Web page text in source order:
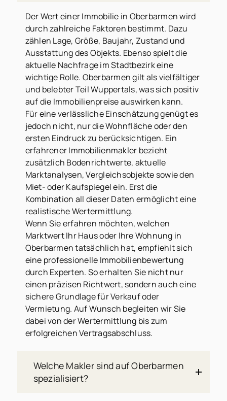
Der Wert einer Immobilie in Oberbarmen wird
durch zahlreiche Faktoren bestimmt. Dazu
zählen Lage, Größe, Baujahr, Zustand und
Ausstattung des Objekts. Ebenso spielt die
aktuelle Nachfrage im Stadtbezirk eine
wichtige Rolle. Oberbarmen gilt als vielfältiger
und belebter Teil Wuppertals, was sich positiv
auf die Immobilienpreise auswirken kann.
Für eine verlässliche Einschätzung genügt es
jedoch nicht, nur die Wohnfläche oder den
ersten Eindruck zu berücksichtigen. Ein
erfahrener Immobilienmakler bezieht
zusätzlich Bodenrichtwerte, aktuelle
Marktanalysen, Vergleichsobjekte sowie den
Miet- oder Kaufspiegel ein. Erst die
Kombination all dieser Daten ermöglicht eine
realistische Wertermittlung.
Wenn Sie erfahren möchten, welchen
Marktwert Ihr Haus oder Ihre Wohnung in
Oberbarmen tatsächlich hat, empfiehlt sich
eine professionelle Immobilienbewertung
durch Experten. So erhalten Sie nicht nur
einen präzisen Richtwert, sondern auch eine
sichere Grundlage für Verkauf oder
Vermietung. Auf Wunsch begleiten wir Sie
dabei von der Wertermittlung bis zum
erfolgreichen Vertragsabschluss.
Welche Makler sind auf Oberbarmen
spezialisiert?